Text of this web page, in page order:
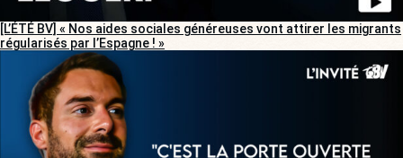
[L’ÉTÉ BV] « Nos aides sociales généreuses vont attirer les migrants
régularisés par l’Espagne ! »